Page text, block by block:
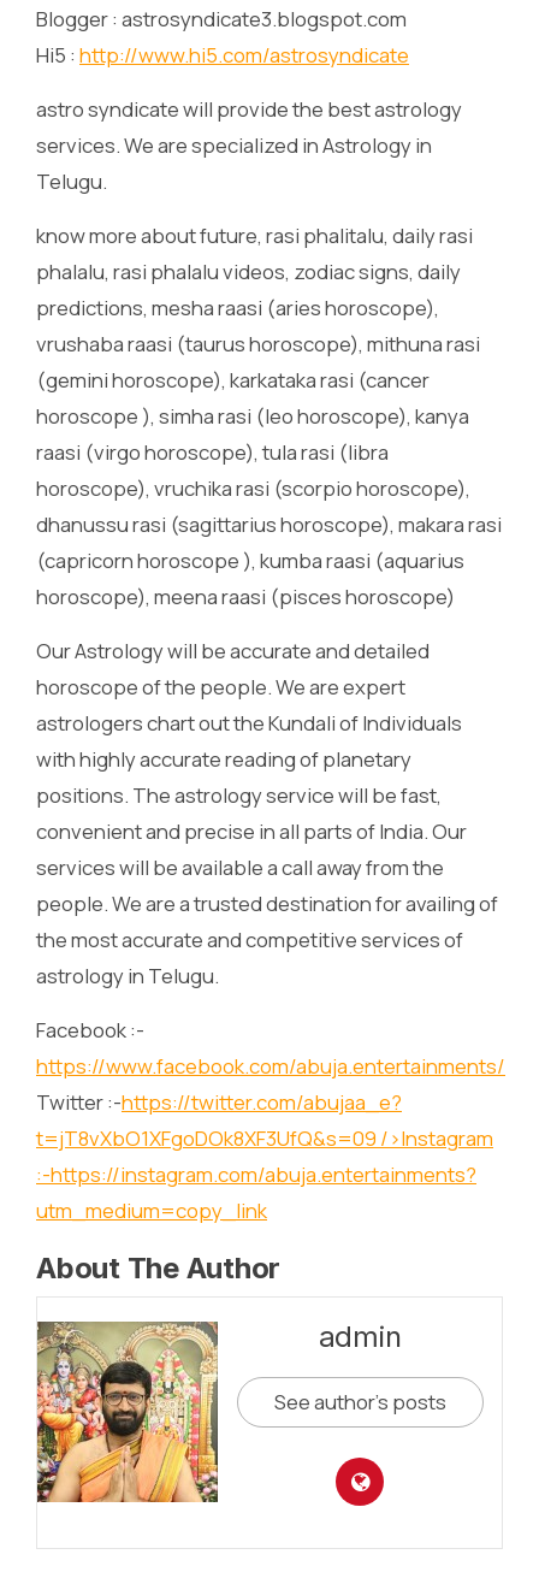
Blogger : astrosyndicate3.blogspot.com
Hi5 : http://www.hi5.com/astrosyndicate
astro syndicate will provide the best astrology
services. We are specialized in Astrology in
Telugu.
know more about future, rasi phalitalu, daily rasi
phalalu, rasi phalalu videos, zodiac signs, daily
predictions, mesha raasi (aries horoscope),
vrushaba raasi (taurus horoscope), mithuna rasi
(gemini horoscope), karkataka rasi (cancer
horoscope ), simha rasi (leo horoscope), kanya
raasi (virgo horoscope), tula rasi (libra
horoscope), vruchika rasi (scorpio horoscope),
dhanussu rasi (sagittarius horoscope), makara rasi
(capricorn horoscope ), kumba raasi (aquarius
horoscope), meena raasi (pisces horoscope)
Our Astrology will be accurate and detailed
horoscope of the people. We are expert
astrologers chart out the Kundali of Individuals
with highly accurate reading of planetary
positions. The astrology service will be fast,
convenient and precise in all parts of India. Our
services will be available a call away from the
people. We are a trusted destination for availing of
the most accurate and competitive services of
astrology in Telugu.
Facebook :-
https://www.facebook.com/abuja.entertainments/
Twitter :-https://twitter.com/abujaa_e?
t=jT8vXbO1XFgoDOk8XF3UfQ&s=09 />Instagram
:-https://instagram.com/abuja.entertainments?
utm_medium=copy_link
About The Author
admin
See author's posts